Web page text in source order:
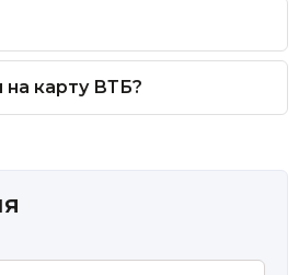
на карту ВТБ?